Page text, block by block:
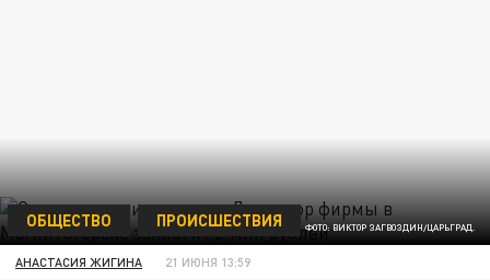
ФОТО: ВИКТОР ЗАГВОЗДИН/ЦАРЬГРАД.
ОБЩЕСТВО ПРОИСШЕСТВИЯ
АНАСТАСИЯ ЖИГИНА 21 ИЮНЯ 13:59